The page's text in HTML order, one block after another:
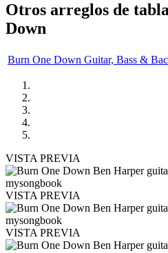
Otros arreglos de
Down
Burn One Down Guitar, Bass &
VISTA PREVIA
VISTA PREVIA
VISTA PREVIA